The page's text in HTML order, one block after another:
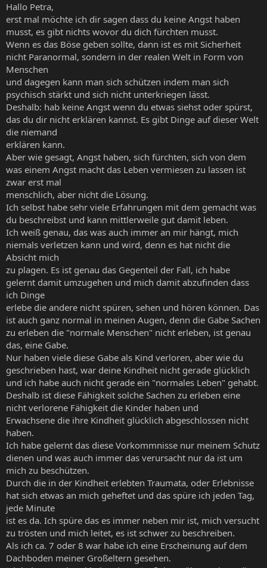
Hallo Petra,
erst mal möchte ich dir sagen dass du keine Angst haben
musst, es gibt nichts wovor du dich fürchten musst.
Wenn es das Böse geben sollte, dann ist es mit Sicherheit
nicht Paranormal, sondern in der realen Welt in Form von
Menschen
und dagegen kann man sich schützen indem man sich
psychisch stärkt und sich nicht unterkriegen lässt.
Deshalb: hab keine Angst wenn du etwas siehst oder spürst,
das du dir nicht erklären kannst. Es gibt Dinge auf dieser Welt
die niemand
erklären kann.
Aber wie gesagt, Angst haben, sich fürchten, sich von dem
was einem Angst macht das Leben vermiesen zu lassen ist
zwar erst mal
menschlich, aber nicht die Lösung.
Ich selbst habe sehr viele Erfahrungen mit dem gemacht was
du beschreibst und kann mittlerweile gut damit leben.
Ich weiß genau, das was auch immer an mir hängt, mich
niemals verletzen kann und wird, denn es hat nicht die
Absicht mich
zu plagen. Es ist genau das Gegenteil der Fall, ich habe
gelernt damit umzugehen und mich damit abzufinden dass
ich Dinge
erlebe die andere nicht spüren, sehen und hören können. Das
ist auch ganz normal in meinen Augen, denn die Gabe Sachen
zu erleben die "normale Menschen" nicht erleben, ist genau
das, eine Gabe.
Nur haben viele diese Gabe als Kind verloren, aber wie du
geschrieben hast, war deine Kindheit nicht gerade glücklich
und ich habe auch nicht gerade ein "normales Leben" gehabt.
Deshalb ist diese Fähigkeit solche Sachen zu erleben eine
nicht verlorene Fähigkeit die Kinder haben und
Erwachsene die ihre Kindheit glücklich abgeschlossen nicht
haben.
Ich habe gelernt das diese Vorkommnisse nur meinem Schutz
dienen und was auch immer das verursacht nur da ist um
mich zu beschützen.
Durch die in der Kindheit erlebten Traumata, oder Erlebnisse
hat sich etwas an mich geheftet und das spüre ich jeden Tag,
jede Minute
ist es da. Ich spüre das es immer neben mir ist, mich versucht
zu trösten und mich leitet, es ist schwer zu beschreiben.
Als ich ca. 7 oder 8 war habe ich eine Erscheinung auf dem
Dachboden meiner Großeltern gesehen.